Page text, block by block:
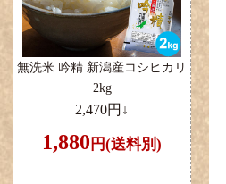
無洗米 吟精 新潟産コシヒカリ
2kg
2,470円↓
1,880 円(送料別)